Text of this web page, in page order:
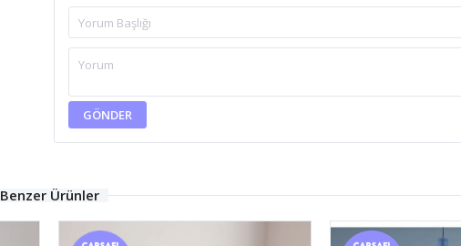
GÖNDER
Benzer Ürünler